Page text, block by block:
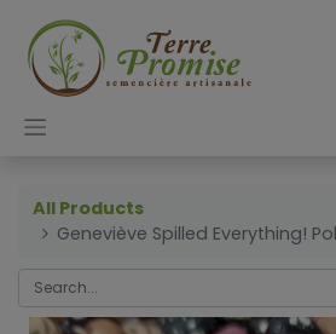
All Products
Geneviève Spilled Everything!